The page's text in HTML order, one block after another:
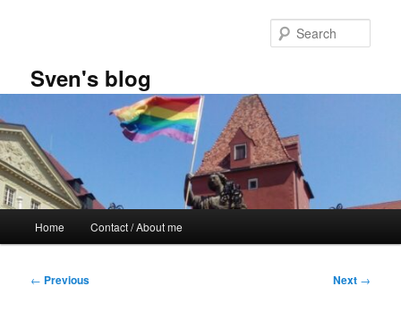
Sven's blog
Home Contact / About me
Post
← Previous Next →